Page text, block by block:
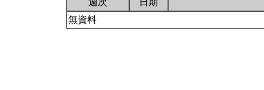
週次
日期
無資料